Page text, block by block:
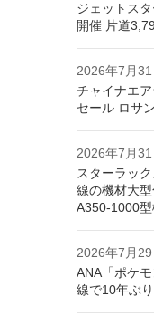
ジェットス
開催 片道
2026年7月31
チャイナエ
セール ロサ
2026年7月31
スターラッ
線の機材大
A350-1000型
2026年7月29
ANA「ポケ
線で10年ぶ